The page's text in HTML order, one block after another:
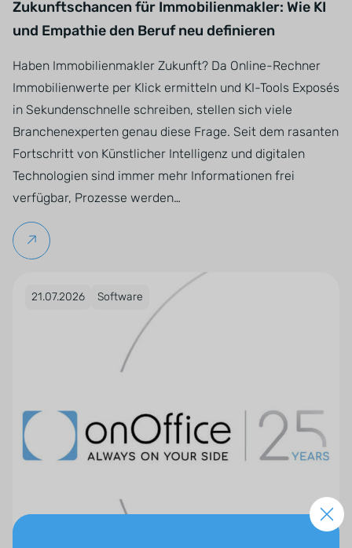
Zukunftschancen für Immobilienmakler: Wie KI
und Empathie den Beruf neu definieren
Haben Immobilienmakler Zukunft? Da Online-Rechner
Immobilienwerte per Klick ermitteln und KI-Tools Exposés
in Sekundenschnelle schreiben, stellen sich viele
Branchenexperten genau diese Frage. Seit dem rasanten
Fortschritt von Künstlicher Intelligenz und digitalen
Technologien sind immer mehr Informationen frei
verfügbar, Prozesse werden…
Weiterlesen
Veröffentlicht am 21.07.2026
21.07.2026 Software